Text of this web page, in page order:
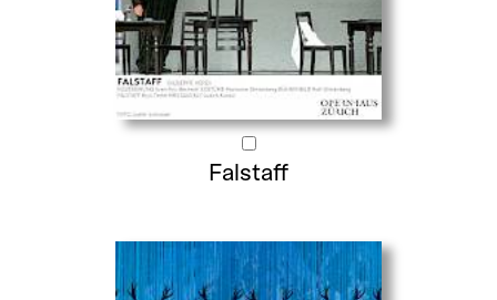
Falstaff